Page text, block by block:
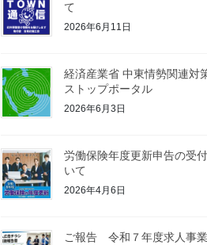
て
2026年6月11日
経済産業省 中東情勢関連対
ストップポータル
2026年6月3日
労働保険年度更新申告の受
いて
2026年4月6日
ご報告 令和７年度求人事